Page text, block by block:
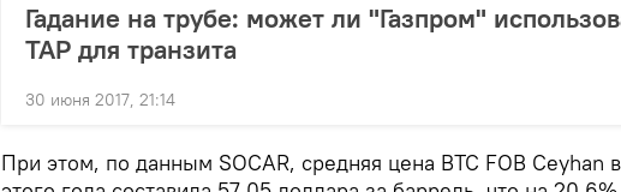
Гадание на трубе: может ли "Газпром"
TAP для транзита
30 июня 2017, 21:14
При этом, по данным SOCAR, средняя цена BTC FOB Ceyhan